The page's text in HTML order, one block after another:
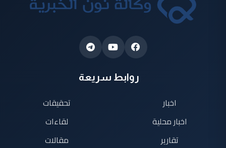
روابط سريعة
اخبار
اخبار محلية
تقارير
تحقيقات
لقاءات
مقالات